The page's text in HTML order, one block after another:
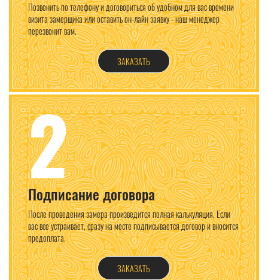
Позвонить по телефону и договориться об удобном для вас времени
визита замерщика или оставить он-лайн заявку - наш менеджер
перезвонит вам.
ЗАКАЗАТЬ
2
Подписание договора
После проведения замера произведится полная калькуляция. Если
вас все устраивает, сразу на месте подписывается договор и вносится
предоплата.
ЗАКАЗАТЬ